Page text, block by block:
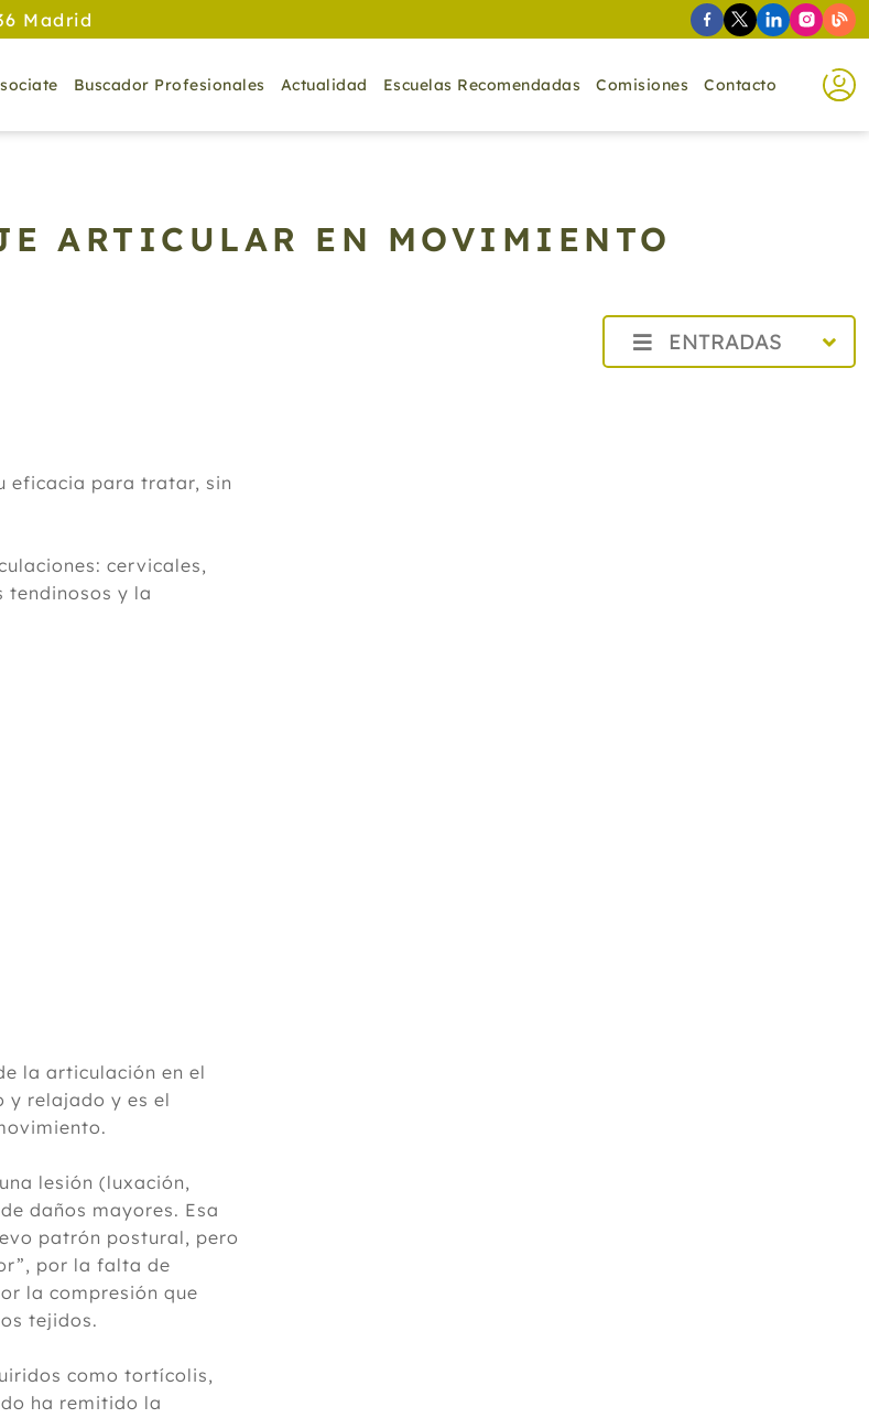
Madrid
Buscador Profesionales Actualidad Escuelas Recomendadas Comisiones Contacto
ARTICULAR EN MOVIMIENTO
ENTRADAS
eficacia para tratar, sin
cervicales,
tendinosos y la
la articulación en el
y relajado y es el
lesión (luxación,
daños mayores. Esa
patrón postural, pero
por la falta de
la compresión que
tejidos.
como tortícolis,
ha remitido la